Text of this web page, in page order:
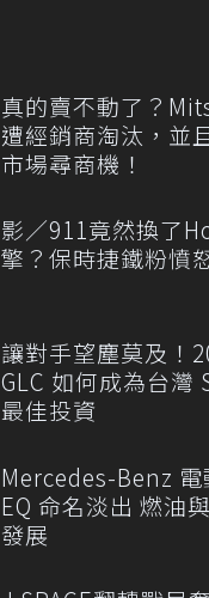
真的賣不動了？
遭經銷商淘汰，並
市場尋商機！
影／911竟然換了
擎？保時捷鐵粉憤
讓對手望塵莫及！
GLC 如何成為台灣
最佳投資
Mercedes-Benz 電
EQ 命名淡出 燃油
發展